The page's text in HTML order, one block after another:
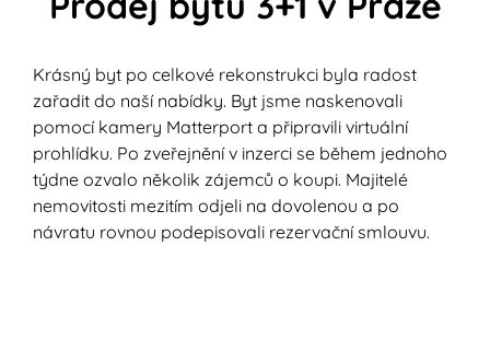
Krásný byt po celkové rekonstrukci byla radost
zařadit do naší nabídky. Byt jsme naskenovali
pomocí kamery Matterport a připravili virtuální
prohlídku. Po zveřejnění v inzerci se během jednoho
týdne ozvalo několik zájemců o koupi. Majitelé
nemovitosti mezitím odjeli na dovolenou a po
návratu rovnou podepisovali rezervační smlouvu.